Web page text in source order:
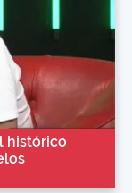
histórico